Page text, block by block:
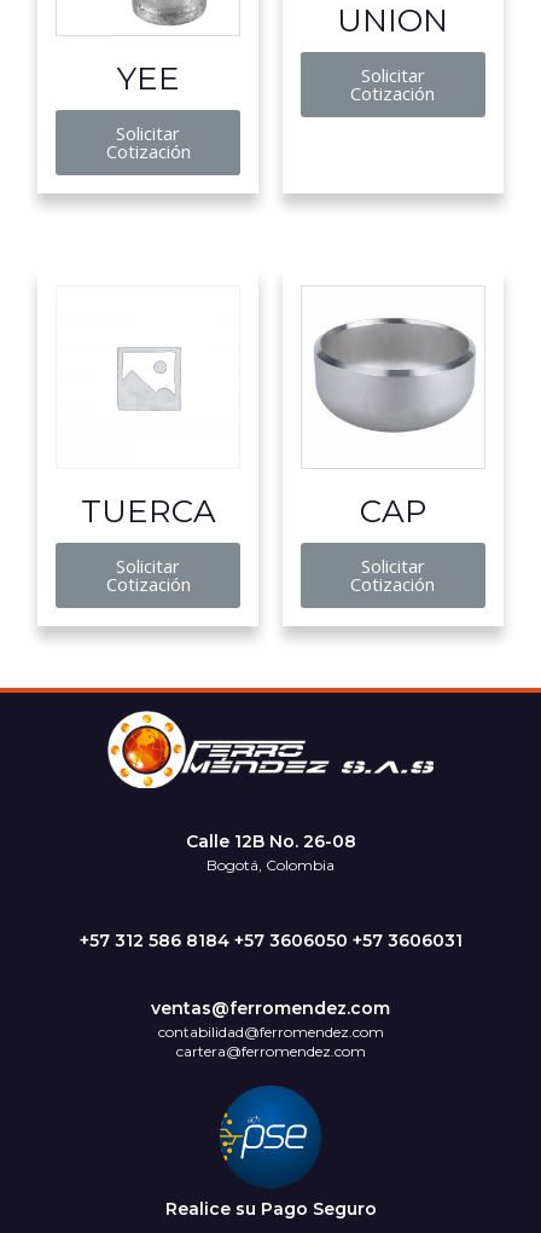
YEE
Solicitar
Cotización
UNION
Solicitar
Cotización
TUERCA
Solicitar
Cotización
CAP
Solicitar
Cotización
Calle 12B No. 26-08
Bogotá, Colombia
+57 312 586 8184 +57 3606050 +57 3606031
ventas@ferromendez.com
contabilidad@ferromendez.com
cartera@ferromendez.com
Realice su Pago Seguro